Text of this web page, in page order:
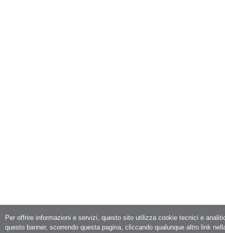
Per offrire informazioni e servizi, questo sito utilizza cookie tecnici e
questo banner, scorrendo questa pagina, cliccando qualunque altro link